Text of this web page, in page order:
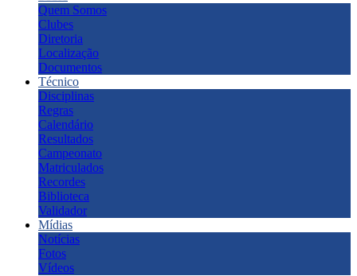
Quem Somos
Clubes
Diretoria
Localização
Documentos
Técnico
Disciplinas
Regras
Calendário
Resultados
Campeonato
Matriculados
Recordes
Biblioteca
Validador
Mídias
Notícias
Fotos
Vídeos